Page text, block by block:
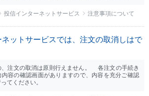
投信インターネットサービス 注意事項について
ットサービスでは、注文の取消しはで
、注文の取消は原則行えません。 各注文の手続き
容の確認画面がありますので、内容を充分ご確認
てください。